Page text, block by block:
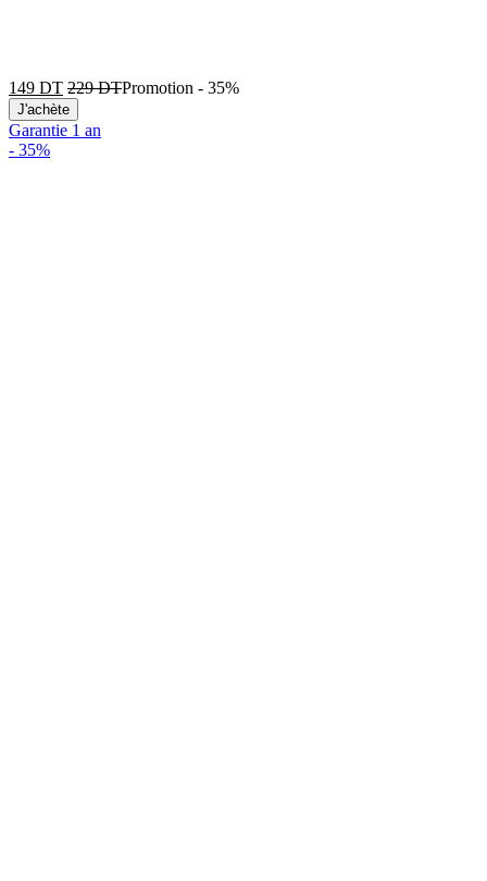
149 DT 229DTPromotion - 35%
J'achète
Garantie 1 an
- 35%